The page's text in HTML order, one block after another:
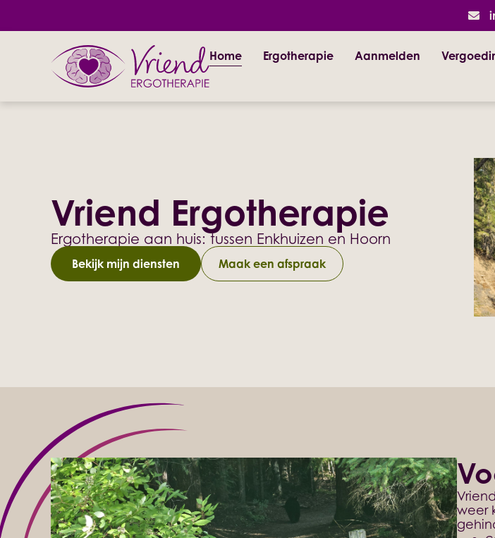
Home Ergotherapie Aanmelden
Vriend Ergotherapie
Ergotherapie aan huis: tussen Enkhuizen en Hoorn
Bekijk mijn diensten Maak een afspraak
weer